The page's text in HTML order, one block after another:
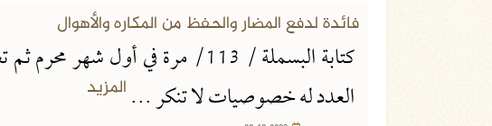
فائدة لدفع المضار والحفظ من المكاره والأهوال
كتابة البسملة / 113/ مرة في
العدد له خصوصيات لا تنكر ... المزيد